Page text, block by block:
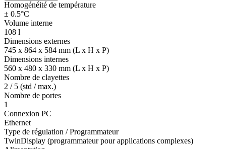
Homogénéité de température
± 0.5°C
Volume interne
108 l
Dimensions externes
745 x 864 x 584 mm (L x H x P)
Dimensions internes
560 x 480 x 330 mm (L x H x P)
Nombre de clayettes
2 / 5 (std / max.)
Nombre de portes
1
Connexion PC
Ethernet
Type de régulation / Programmateur
TwinDisplay (programmateur pour applications complexes)